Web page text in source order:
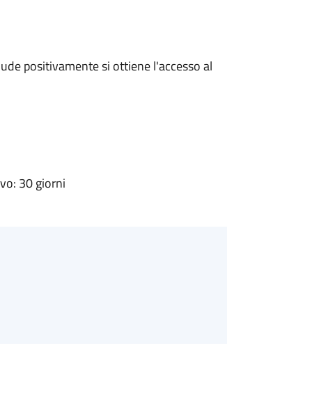
positivamente si ottiene l'accesso al
30 giorni